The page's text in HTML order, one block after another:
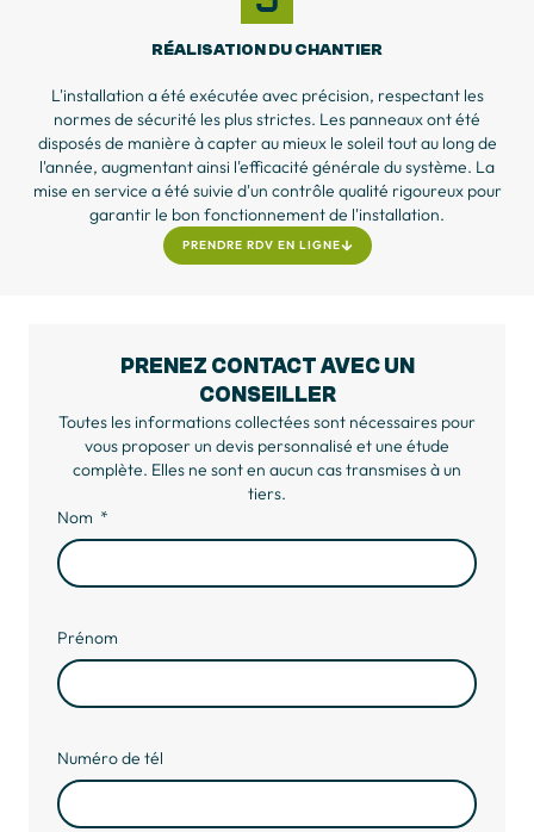
RÉALISATION DU CHANTIER
L'installation a été exécutée avec précision, respectant les
normes de sécurité les plus strictes. Les panneaux ont été
disposés de manière à capter au mieux le soleil tout au long de
l'année, augmentant ainsi l'efficacité générale du système. La
mise en service a été suivie d'un contrôle qualité rigoureux pour
garantir le bon fonctionnement de l'installation.
PRENDRE RDV EN LIGNE
PRENEZ CONTACT AVEC UN
CONSEILLER
Toutes les informations collectées sont nécessaires pour
vous proposer un devis personnalisé et une étude
complète. Elles ne sont en aucun cas transmises à un
tiers.
Nom
Prénom
Numéro de tél